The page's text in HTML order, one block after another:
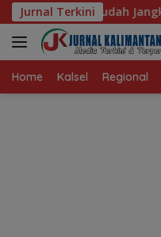
Langsung
ke
konten
Jurnal Terkini
2.751 Penerima
Home Kalsel Regional